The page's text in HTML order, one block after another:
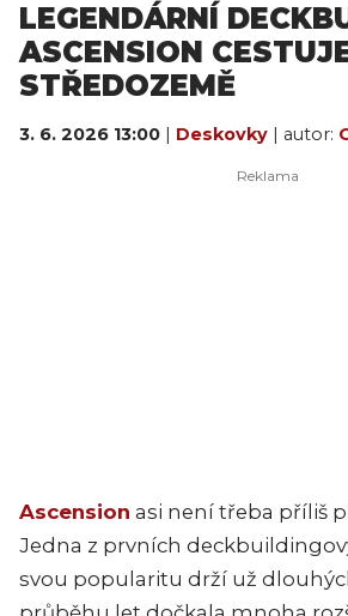
LEGENDÁRNÍ
ASCENSION
STŘEDOZEMĚ
3. 6. 2026 13:00 | Deskovky | autor:
Ascension asi není třeba příliš
Jedna z prvních
svou popularitu drží už